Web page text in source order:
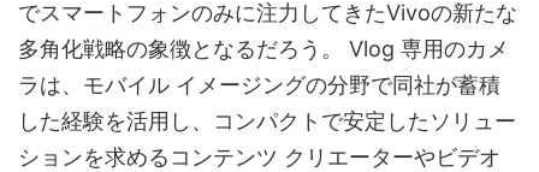
でスマートフォンのみに注力してきたVivoの新たな
多角化戦略の象徴となるだろう。 Vlog 専用のカメ
ラは、モバイル イメージングの分野で同社が蓄積
した経験を活用し、コンパクトで安定したソリュー
ションを求めるコンテンツ クリエーターやビデオ